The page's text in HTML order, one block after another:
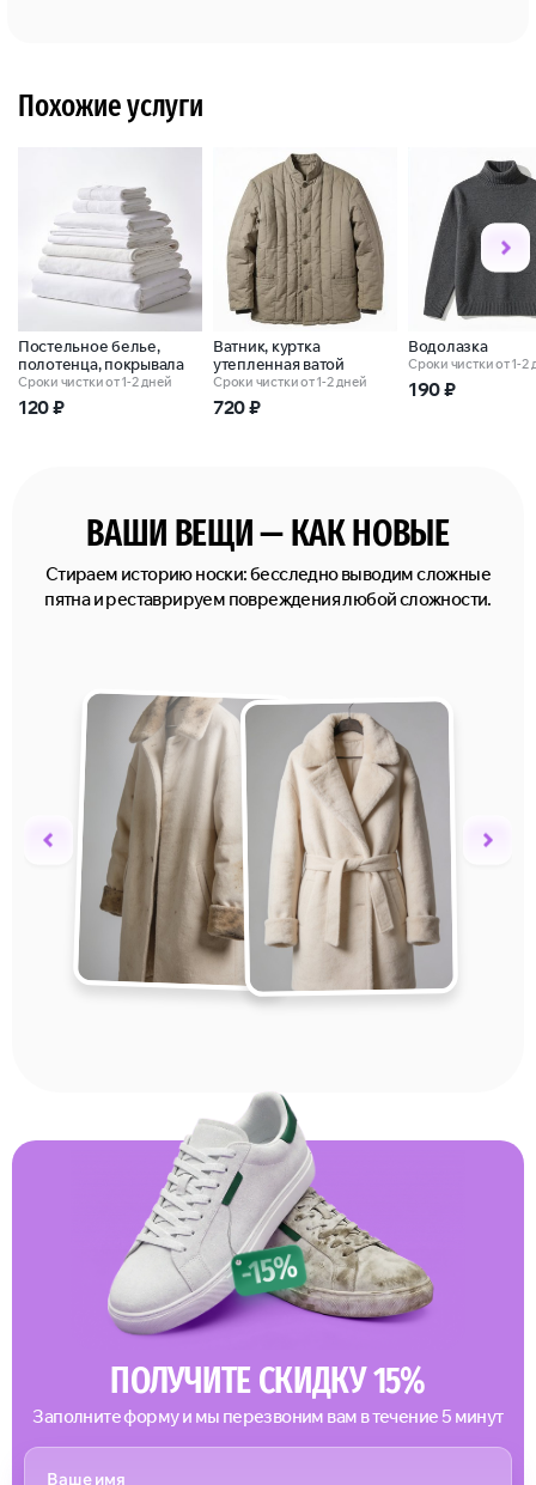
Похожие услуги
Постельное белье,
полотенца, покрывала
Сроки чистки от 1-2 дней
120₽
Ватник, куртка
утепленная ватой
Сроки чистки от 1-2 дней
720₽
Водолазка
Сроки чистки от 1-2
190₽
ВАШИ ВЕЩИ — КАК НОВЫЕ
Стираем историю носки: бесследно выводим сложные
пятна и реставрируем повреждения любой сложности.
ПОЛУЧИТЕ СКИДКУ 15%
Заполните форму и мы перезвоним вам в течение 5 минут